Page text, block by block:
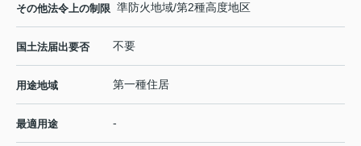
その他法令上の制限 準防火地域/第2種高度地区
国土法届出要否 不要
用途地域 第一種住居
最適用途 -